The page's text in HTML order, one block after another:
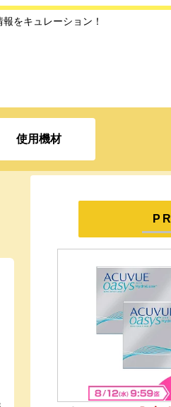
をキュレーション！
使用機材
PR